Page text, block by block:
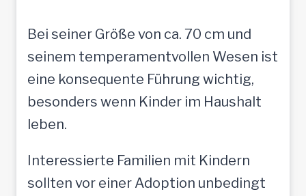
Bei seiner Größe von ca. 70 cm und
seinem temperamentvollen Wesen ist
eine konsequente Führung wichtig,
besonders wenn Kinder im Haushalt
leben.
Interessierte Familien mit Kindern
sollten vor einer Adoption unbedingt